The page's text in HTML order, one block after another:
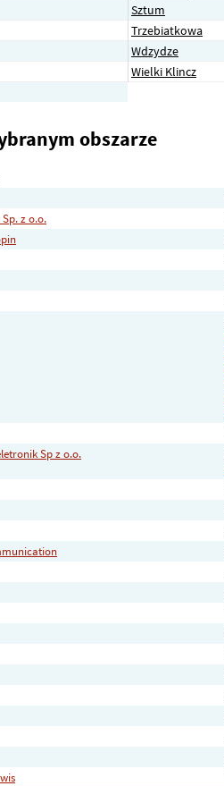
Sztum
Trzebiatkowa
Wdzydze
Wielki Klincz
obszarze
z o.o.
Sp z o.o.